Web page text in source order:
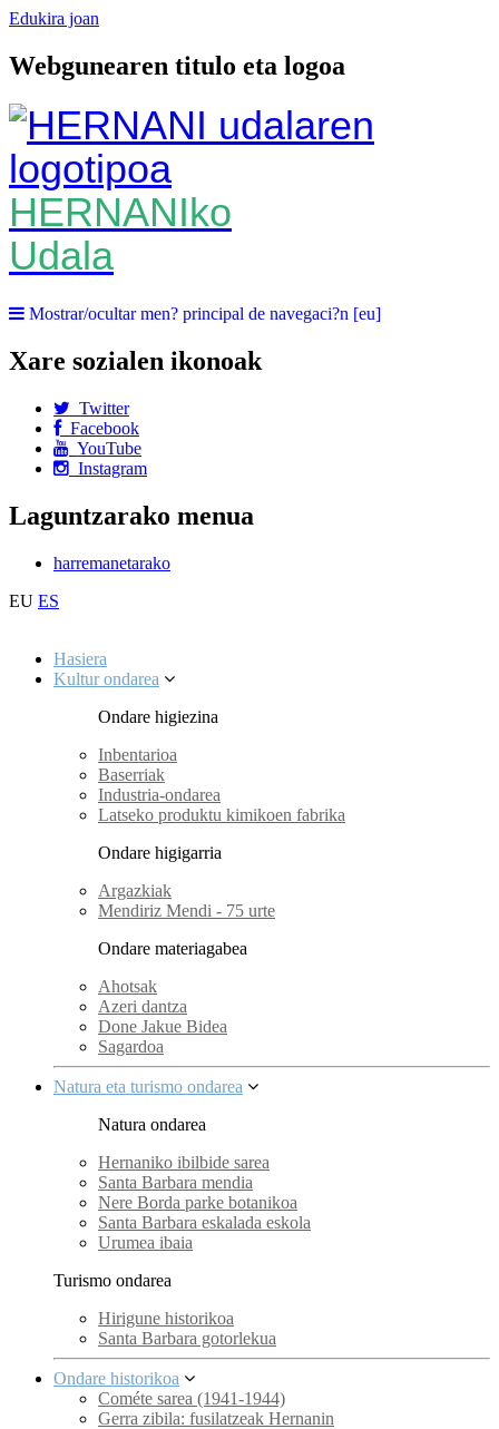
Edukira joan
Webgunearen titulo eta logoa
HERNANIko
Udala
Mostrar/ocultar men? principal de navegaci?n [eu]
Xare sozialen ikonoak
Twitter
Facebook
YouTube
Instagram
Laguntzarako menua
harremanetarako
EU ES
Hasiera
Kultur ondarea
Ondare higiezina
Inbentarioa
Baserriak
Industria-ondarea
Latseko produktu kimikoen fabrika
Ondare higigarria
Argazkiak
Mendiriz Mendi - 75 urte
Ondare materiagabea
Ahotsak
Azeri dantza
Done Jakue Bidea
Sagardoa
Natura eta turismo ondarea
Natura ondarea
Hernaniko ibilbide sarea
Santa Barbara mendia
Nere Borda parke botanikoa
Santa Barbara eskalada eskola
Urumea ibaia
Turismo ondarea
Hirigune historikoa
Santa Barbara gotorlekua
Ondare historikoa
Cométe sarea (1941-1944)
Gerra zibila: fusilatzeak Hernanin